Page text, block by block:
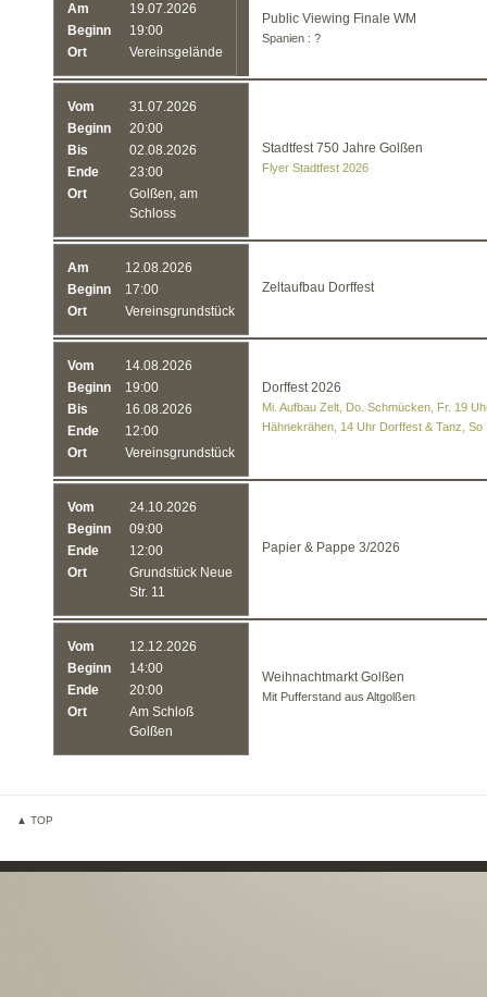
Am
19.07.2026
Beginn
19:00
Ort
Vereinsgelände
Public Viewing Finale WM
Spanien : ?
Vom
31.07.2026
Beginn
20:00
Bis
02.08.2026
Ende
23:00
Ort
Golßen, am
Schloss
Stadtfest 750 Jahre Golßen
Flyer Stadtfest 2026
Am
12.08.2026
Beginn
17:00
Ort
Vereinsgrundstück
Zeltaufbau Dorffest
Vom
14.08.2026
Beginn
19:00
Bis
16.08.2026
Ende
12:00
Ort
Vereinsgrundstück
Dorffest 2026
Mi. Aufbau Zelt, Do. Schmücken, Fr. 19
Hähnekrähen, 14 Uhr Dorffest & Tanz,
Vom
24.10.2026
Beginn
09:00
Ende
12:00
Ort
Grundstück Neue
Str. 11
Papier & Pappe 3/2026
Vom
12.12.2026
Beginn
14:00
Ende
20:00
Ort
Am Schloß
Golßen
Weihnachtmarkt Golßen
Mit Pufferstand aus Altgolßen
▲ TOP